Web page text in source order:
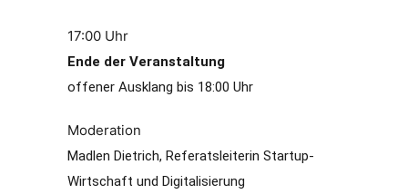
17:00 Uhr
Ende der Veranstaltung
offener Ausklang bis 18:00 Uhr
Moderation
Madlen Dietrich, Referatsleiterin Startup-
Wirtschaft und Digitalisierung